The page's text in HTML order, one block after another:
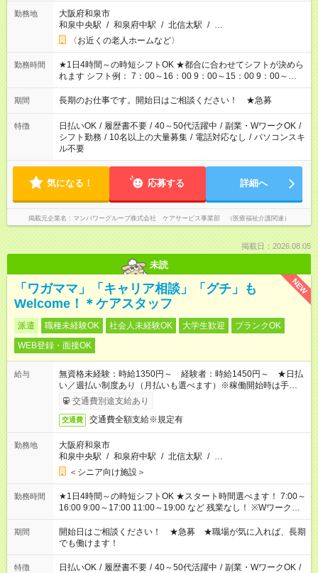
勤務地
大阪府和泉市
和泉中央駅 / 和泉府中駅 / 北信太駅 / …
〈お近くの老人ホームなど〉
勤務時間
★1日4時間～の時短シフトOK ★都合に合わせてシフトが決めら
れます シフト例： 7：00～16：00 9：00～15：00 9：00～
18：00 11：00～20：00 など ※Wワークの場合、他のお仕事と
合わせ週40時間超の就業はご案内できません ※法令に基づき、
派遣法（日雇い派遣の原則禁止）により、短時間・短期間の就
業はご案内が難しい場合があります
期間 長期のお仕事です。開始日はご相談ください！ ★急募
特徴 日払いOK / 履歴書不要 / 40～50代活躍中 / 副業・WワークOK /
シフト勤務 / 10名以上の大量募集 / 電話対応なし / パソコンスキ
ル不要
気になる！ 応募する 詳細へ
掲載元企業名 マンパワーグループ株式会社 ケアサービス事業部 （医療福祉介護関連）
掲載日：2026.08.05
未読
NEW
「ワガママ」「キャリア相談」「グチ」も
Welcome！＊ケアスタッフ
派遣 職種未経験OK 社会人未経験OK 大学生歓迎
ブランクOK
WEB登録・面接OK
給与
無資格未経験：時給1350円～ 経験者：時給1450円～ ★日払
い／週払い制度あり（月払いも選べます）※稼働開始時は手続き
完了次第のお支払いとなります。
交通費別途支給あり
交通費 交通費全額支給※規定有
勤務地
大阪府和泉市
和泉中央駅 / 和泉府中駅 / 北信太駅 / …
＜シニア向け施設＞
勤務時間
★1日4時間～の時短シフトOK ★スタート時間選べます！ 7:00～
16:00 9:00～17:00 11:00～19:00 など 残業なし！ ※Wワークの
場合、他のお仕事と合わせ週40時間超の就業はご案内できませ
ん ※法令に基づき、週20時間以上勤務は社会保険への加入対象
となります ※労働者派遣法（日雇い派遣の原則禁止）により、
短時間・短期間の就業はご案内が難しい場合があります
期間
開始日はご相談ください！ ★急募 ★職場が気に入れば、長期
でも働けます！
特徴 日払いOK / 履歴書不要 / 40～50代活躍中 / 副業・WワークOK /